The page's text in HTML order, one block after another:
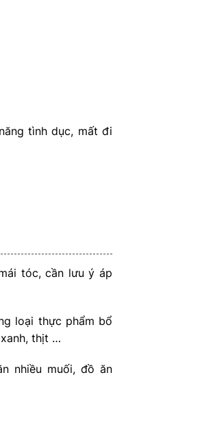
tình dục, mất đi
tóc, cần lưu ý áp
loại thực phẩm bổ
thịt …
nhiều muối, đồ ăn